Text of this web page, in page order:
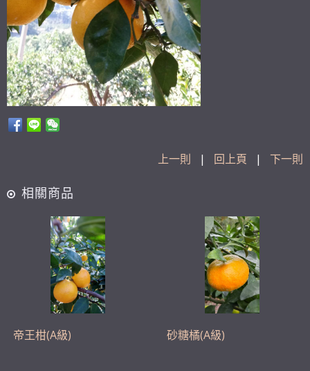
上一則 | 回上頁 | 下一則
相關商品
帝王柑(A級) 砂糖橘(A級)